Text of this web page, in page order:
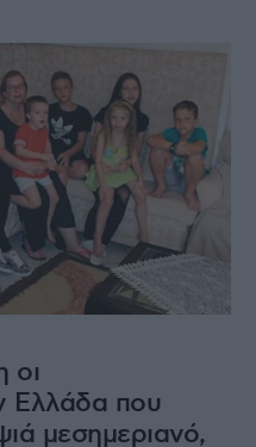
οι
Ελλάδα που
μεσημεριανό,